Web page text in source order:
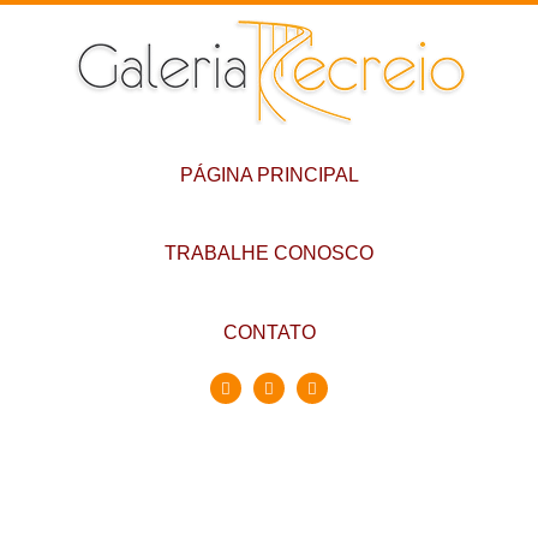
PÁGINA PRINCIPAL
TRABALHE CONOSCO
CONTATO